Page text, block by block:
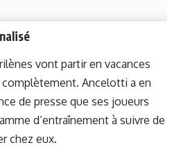
vont partir en vacances
Ancelotti a en
de presse que ses joueurs
d’entraînement à suivre de
chez eux.